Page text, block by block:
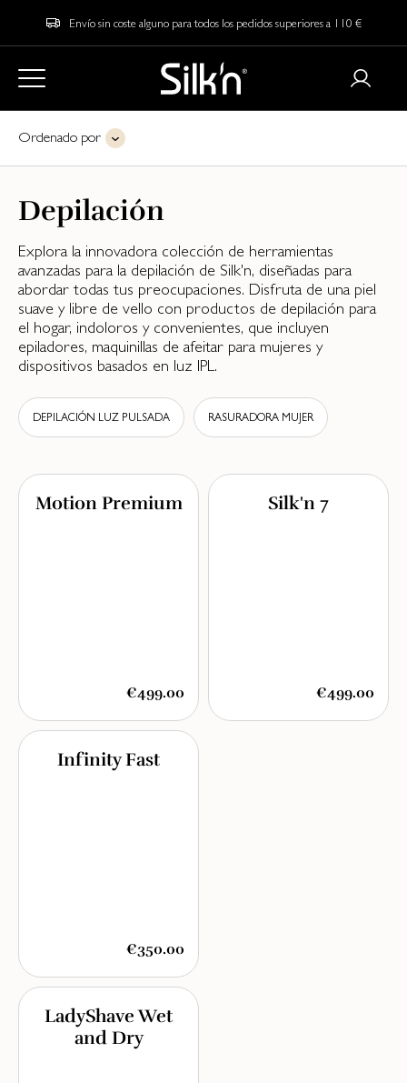
Envío sin coste alguno para todos los pedidos superiores a 110 €
Ordenado por
Depilación
Explora la innovadora colección de herramientas
avanzadas para la depilación de Silk'n, diseñadas para
abordar todas tus preocupaciones. Disfruta de una piel
suave y libre de vello con productos de depilación para
el hogar, indoloros y convenientes, que incluyen
epiladores, maquinillas de afeitar para mujeres y
dispositivos basados en luz IPL.
DEPILACIÓN LUZ PULSADA RASURADORA MUJER
Motion Premium
€499.00
Silk'n 7
€499.00
Infinity Fast
€350.00
LadyShave Wet
and Dry